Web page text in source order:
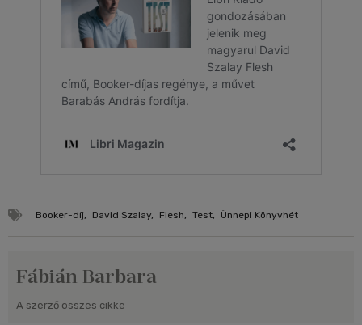
Booker-díj, David Szalay, Flesh, Test, Ünnepi Könyvhét
Fábián Barbara
A szerző összes cikke